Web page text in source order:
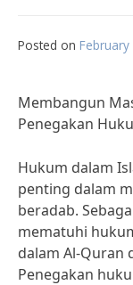
Posted on
Membangun
Penegakan
Hukum dalam
penting dalam
beradab.
mematuhi
dalam Al-Quran
Penegakan